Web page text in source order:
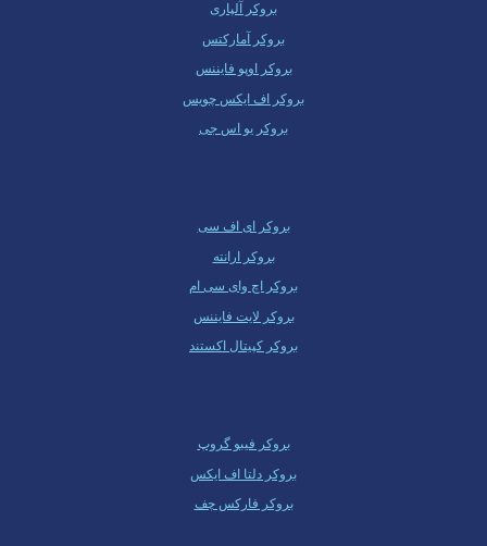
بروکر آلپاری
بروکر آمارکتس
بروکر اوپو فایننس
بروکر اف ایکس چویس
بروکر یو اس جی
بروکر ای اف سی
بروکر ارانته
بروکر اچ وای سی ام
بروکر لایت فایننس
بروکر کپیتال اکستند
بروکر فیبو گروپ
بروکر دلتا اف ایکس
بروکر فارکس چف